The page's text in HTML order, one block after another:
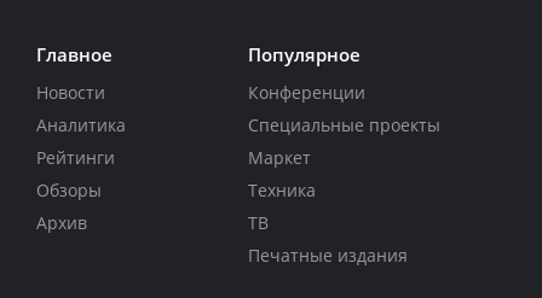
Главное
Новости
Аналитика
Рейтинги
Обзоры
Архив
Популярное
Конференции
Специальные проекты
Маркет
Техника
ТВ
Печатные издания